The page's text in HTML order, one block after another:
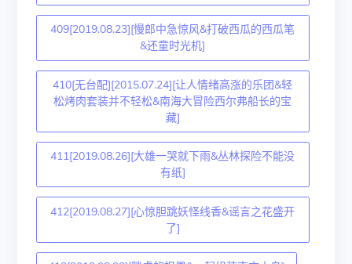
409[2019.08.23][慢郎中急惊风&打破西瓜的西瓜笔
&还童时光机]
410[无台配][2015.07.24][让人情绪高涨的乐团&轻
松烤肉套装并不轻松&南海大冒险西尔弗船长的宝
藏]
411[2019.08.26][大雄一哭就下雨&丛林探险不能没
有纸]
412[2019.08.27][心惊胆跳妖怪线香&谣言之花盛开
了]